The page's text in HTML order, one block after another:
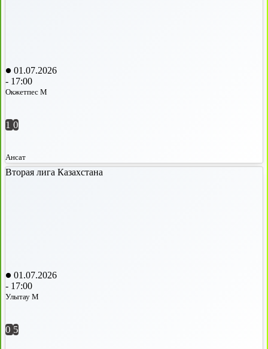
01.07.2026
- 17:00
Окжетпес М
10
Ансат
Вторая лига Казахстана
01.07.2026
- 17:00
Улытау М
05